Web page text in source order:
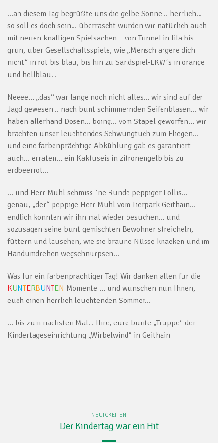
…an diesem Tag begrüßte uns die gelbe Sonne… herrlich…
so soll es doch sein… überrascht wurden wir natürlich auch
mit neuen knalligen Spielsachen… von Tunnel in lila bis
grün, über Gesellschaftsspiele, wie „Mensch ärgere dich
nicht“ in rot bis blau, bis hin zu Sandspiel-LKW´s in orange
und hellblau…
Neeee… „das“ war lange noch nicht alles… wir sind auf der
Jagd gewesen… nach bunt schimmernden Seifenblasen… wir
haben allerhand Dosen… boing… vom Stapel geworfen… wir
brachten unser leuchtendes Schwungtuch zum Fliegen…
und eine farbenprächtige Abkühlung gab es garantiert
auch… erraten… ein Kaktuseis in zitronengelb bis zu
erdbeerrot…
… und Herr Muhl schmiss `ne Runde peppiger Lollis…
genau, „der“ peppige Herr Muhl vom Tierpark Geithain…
endlich konnten wir ihn mal wieder besuchen… und
sozusagen seine bunt gemischten Bewohner streicheln,
füttern und lauschen, wie sie braune Nüsse knacken und im
Handumdrehen wegschnurpsen…
Was für ein farbenprächtiger Tag! Wir danken allen für die
KUNTERBUNTEN Momente … und wünschen nun Ihnen,
euch einen herrlich leuchtenden Sommer…
… bis zum nächsten Mal… Ihre, eure bunte „Truppe“ der
Kindertageseinrichtung „Wirbelwind“ in Geithain
NEUIGKEITEN
Der Kindertag war ein Hit